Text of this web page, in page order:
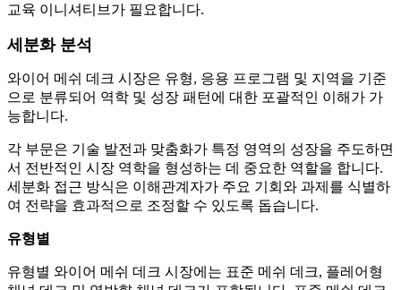
교육 이니셔티브가 필요합니다.
세분화 분석
와이어 메쉬 데크 시장은 유형, 응용 프로그램 및 지역을 기준
으로 분류되어 역학 및 성장 패턴에 대한 포괄적인 이해가 가
능합니다.
각 부문은 기술 발전과 맞춤화가 특정 영역의 성장을 주도하면
서 전반적인 시장 역학을 형성하는 데 중요한 역할을 합니다.
세분화 접근 방식은 이해관계자가 주요 기회와 과제를 식별하
여 전략을 효과적으로 조정할 수 있도록 돕습니다.
유형별
유형별 와이어 메쉬 데크 시장에는 표준 메쉬 데크, 플레어형